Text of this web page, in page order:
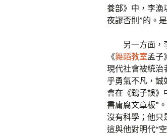
養部》中，李漁
夜謬否則”的。
另一方面，
《舞蹈教室孟子
現代社會被統治
乎勇氣不凡，誠
會在《鷂子誤》
書庸腐文章板”
沒有科學；他只
這與他對明代“